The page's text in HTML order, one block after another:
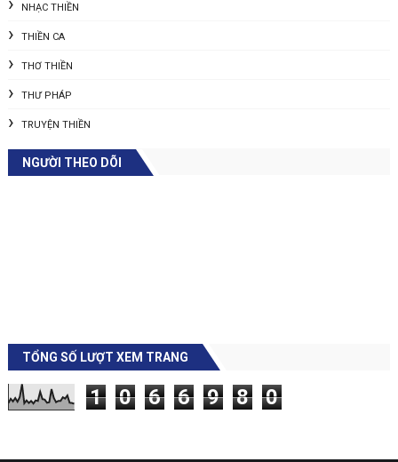
NHẠC THIỀN
THIỀN CA
THƠ THIỀN
THƯ PHÁP
TRUYỆN THIỀN
NGƯỜI THEO DÕI
TỔNG SỐ LƯỢT XEM TRANG
1 0 6 6 9 8 0